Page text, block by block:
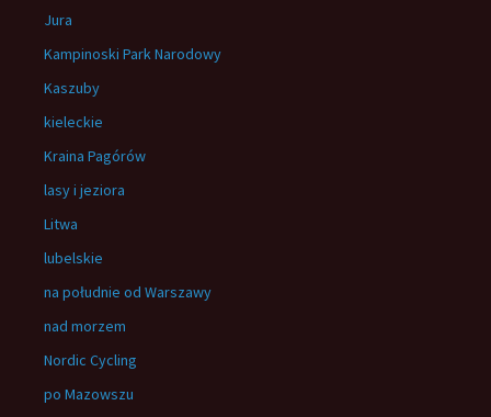
Jura
Kampinoski Park Narodowy
Kaszuby
kieleckie
Kraina Pagórów
lasy i jeziora
Litwa
lubelskie
na południe od Warszawy
nad morzem
Nordic Cycling
po Mazowszu